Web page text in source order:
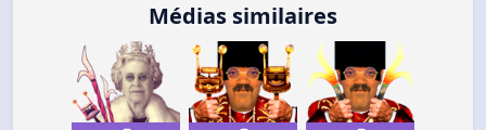
Médias similaires